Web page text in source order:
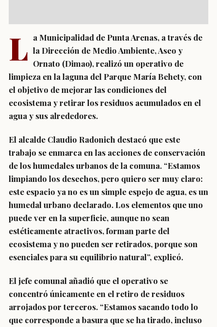
L a Municipalidad de Punta Arenas, a través de
la Dirección de Medio Ambiente, Aseo y
Ornato (Dimao), realizó un operativo de
limpieza en la laguna del Parque María Behety, con
el objetivo de mejorar las condiciones del
ecosistema y retirar los residuos acumulados en el
agua y sus alrededores.
El alcalde Claudio Radonich destacó que este
trabajo se enmarca en las acciones de conservación
de los humedales urbanos de la comuna. “Estamos
limpiando los desechos, pero quiero ser muy claro:
este espacio ya no es un simple espejo de agua, es un
humedal urbano declarado. Los elementos que uno
puede ver en la superficie, aunque no sean
estéticamente atractivos, forman parte del
ecosistema y no pueden ser retirados, porque son
esenciales para su equilibrio natural”, explicó.
El jefe comunal añadió que el operativo se
concentró únicamente en el retiro de residuos
arrojados por terceros. “Estamos sacando todo lo
que corresponde a basura que se ha tirado, incluso